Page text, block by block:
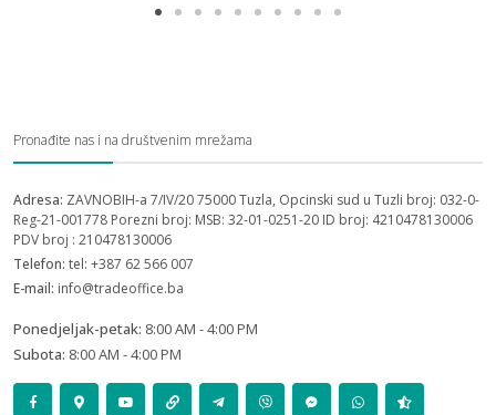
Pronađite nas i na društvenim mrežama
Adresa: ZAVNOBIH-a 7/IV/20 75000 Tuzla, Opcinski sud u Tuzli broj: 032-0-
Reg-21-001778 Porezni broj: MSB: 32-01-0251-20 ID broj: 4210478130006
PDV broj : 210478130006
Telefon: tel: +387 62 566 007
E-mail: info@tradeoffice.ba
Ponedjeljak-petak: 8:00 AM - 4:00 PM
Subota: 8:00 AM - 4:00 PM